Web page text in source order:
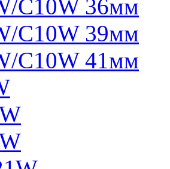
C10W 36мм
C10W 39мм
C10W 41мм